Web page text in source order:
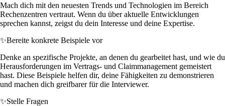
Mach dich mit den neuesten Trends und Technologien im Bereich
Rechenzentren vertraut. Wenn du über aktuelle Entwicklungen
sprechen kannst, zeigst du dein Interesse und deine Expertise.
✨Bereite konkrete Beispiele vor
Denke an spezifische Projekte, an denen du gearbeitet hast, und wie du
Herausforderungen im Vertrags- und Claimmanagement gemeistert
hast. Diese Beispiele helfen dir, deine Fähigkeiten zu demonstrieren
und machen dich greifbarer für die Interviewer.
✨Stelle Fragen